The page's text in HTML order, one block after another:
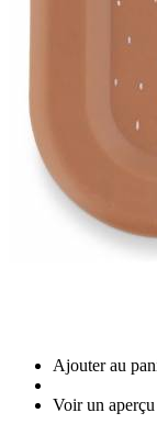
Ajouter au
Voir un aperçu